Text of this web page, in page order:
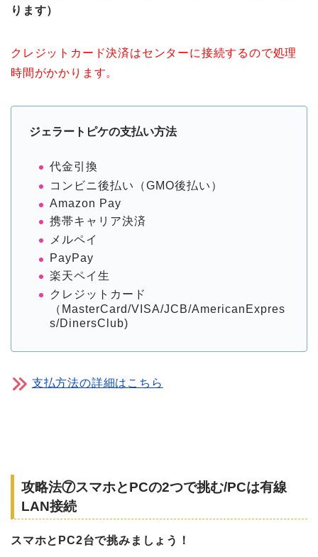
ります）
クレジットカード決済はセンターに接続するので処理
時間がかかります。
ジェラートピケの支払い方法
代金引換
コンビニ後払い（GMO後払い）
Amazon Pay
携帯キャリア決済
メルペイ
PayPay
楽天ペイ生
クレジットカード
（MasterCard/VISA/JCB/AmericanExpres
s/DinersClub)
支払方法の詳細はこちら
攻略法⑦スマホとPCの2つで挑む/PCは有線
LAN接続
スマホとPC2台で挑みましょう！